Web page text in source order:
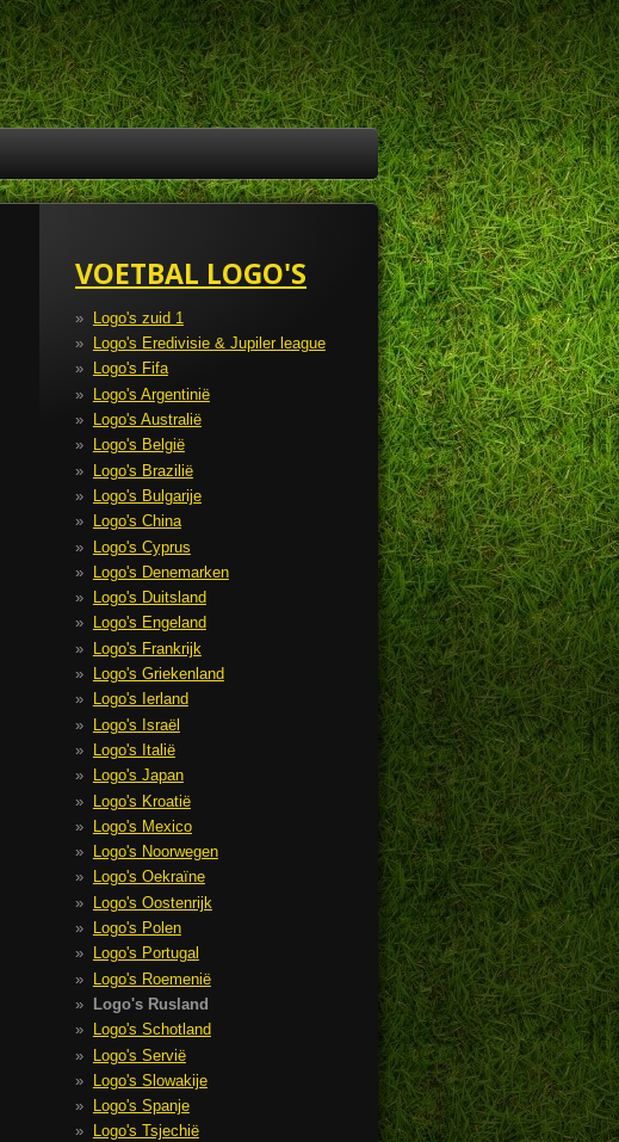
VOETBAL LOGO'S
Logo's zuid 1
Logo's Eredivisie & Jupiler league
Logo's Fifa
Logo's Argentinië
Logo's Australië
Logo's België
Logo's Brazilië
Logo's Bulgarije
Logo's China
Logo's Cyprus
Logo's Denemarken
Logo's Duitsland
Logo's Engeland
Logo's Frankrijk
Logo's Griekenland
Logo's Ierland
Logo's Israël
Logo's Italië
Logo's Japan
Logo's Kroatië
Logo's Mexico
Logo's Noorwegen
Logo's Oekraïne
Logo's Oostenrijk
Logo's Polen
Logo's Portugal
Logo's Roemenië
Logo's Rusland
Logo's Schotland
Logo's Servië
Logo's Slowakije
Logo's Spanje
Logo's Tsjechië